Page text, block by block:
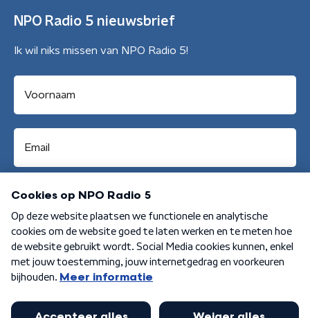
NPO Radio 5 nieuwsbrief
Ik wil niks missen van NPO Radio 5!
Aanmelden
Algemene voorwaarden